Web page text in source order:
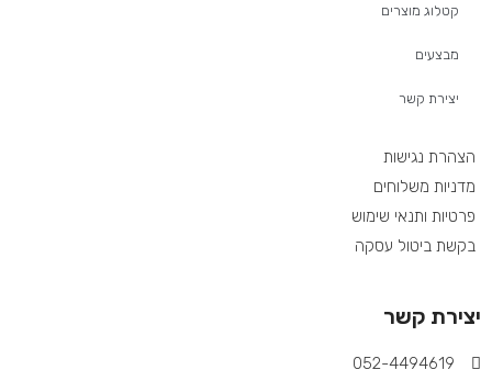
קטלוג מוצרים
מבצעים
יצירת קשר
הצהרת נגישות
מדניות משלוחים
פרטיות ותנאי שימוש
בקשת ביטול עסקה
יצירת קשר
052-4494619​